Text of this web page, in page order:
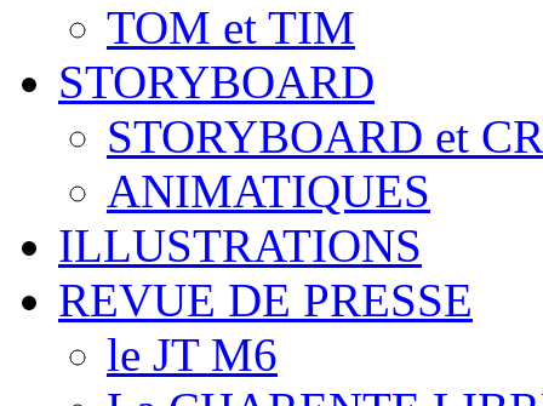
TOM et TIM
STORYBOARD
STORYBOARD et
ANIMATIQUES
ILLUSTRATIONS
REVUE DE PRESSE
le JT M6